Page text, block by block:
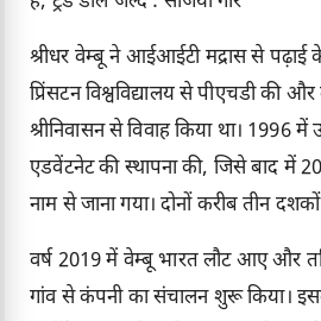
श्रीधर वेम्बू ने आईआईटी मद्रास से
प्रिंसटन विश्वविद्यालय से पीएचडी की और
श्रीनिवासन से विवाह किया था। 1996
एडवेंटनेट की स्थापना की, जिसे बाद में
नाम से जाना गया। दोनों करीब तीन
वर्ष 2019 में वेम्बू भारत लौट आए और
गांव से कंपनी का संचालन शुरू किया।